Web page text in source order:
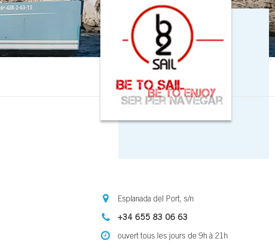
Esplanada del Port, s/n
+34 655 83 06 63
ouvert tous les jours de 9h à 21h